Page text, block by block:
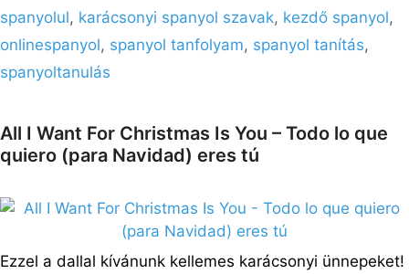
spanyolul, karácsonyi spanyol szavak, kezdő spanyol,
onlinespanyol, spanyol tanfolyam, spanyol tanítás,
spanyoltanulás
All I Want For Christmas Is You – Todo lo que
quiero (para Navidad) eres tú
Ezzel a dallal kívánunk kellemes karácsonyi ünnepeket!